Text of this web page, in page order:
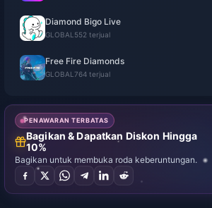
Diamond Bigo Live
GLOBAL 552 terjual
Free Fire Diamonds
GLOBAL 764 terjual
PENAWARAN TERBATAS
Bagikan & Dapatkan Diskon Hingga
10%
Bagikan untuk membuka roda keberuntungan.